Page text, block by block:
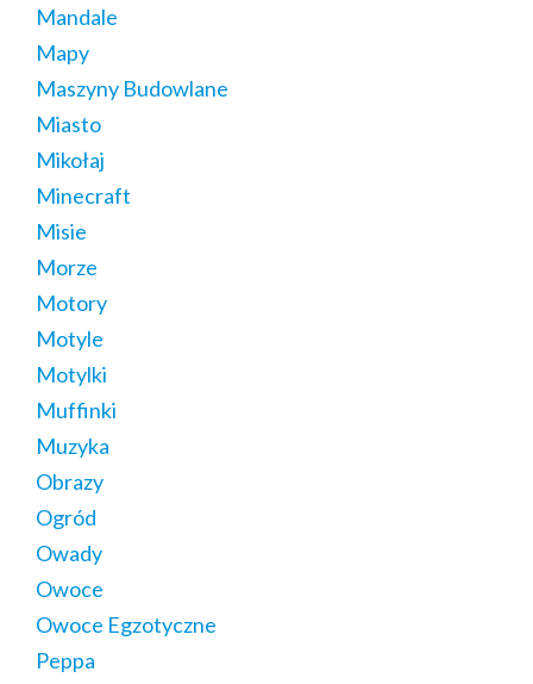
Mandale
Mapy
Maszyny Budowlane
Miasto
Mikołaj
Minecraft
Misie
Morze
Motory
Motyle
Motylki
Muffinki
Muzyka
Obrazy
Ogród
Owady
Owoce
Owoce Egzotyczne
Peppa